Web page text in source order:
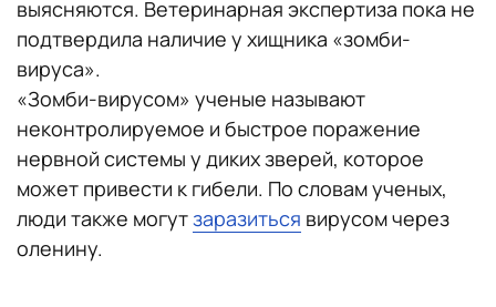
выясняются. Ветеринарная экспертиза пока не
подтвердила наличие у хищника «зомби-
вируса».
«Зомби-вирусом» ученые называют
неконтролируемое и быстрое поражение
нервной системы у диких зверей, которое
может привести к гибели. По словам ученых,
люди также могутзаразиться вирусом через
оленину.